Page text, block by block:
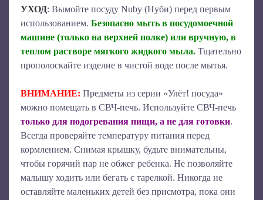
УХОД: Вымойте посуду Nuby (Нуби) перед первым
использованием. Безопасно мыть в посудомоечной
машине (только на верхней полке) или вручную, в
теплом растворе мягкого жидкого мыла. Тщательно
прополоскайте изделие в чистой воде после мытья.
ВНИМАНИЕ: Предметы из серии «Улёт! посуда»
можно помещать в СВЧ-печь. Используйте СВЧ-печь
только для подогревания пищи, а не для готовки.
Всегда проверяйте температуру питания перед
кормлением. Снимая крышку, будьте внимательны,
чтобы горячий пар не обжег ребенка. Не позволяйте
малышу ходить или бегать с тарелкой. Никогда не
оставляйте маленьких детей без присмотра, пока они